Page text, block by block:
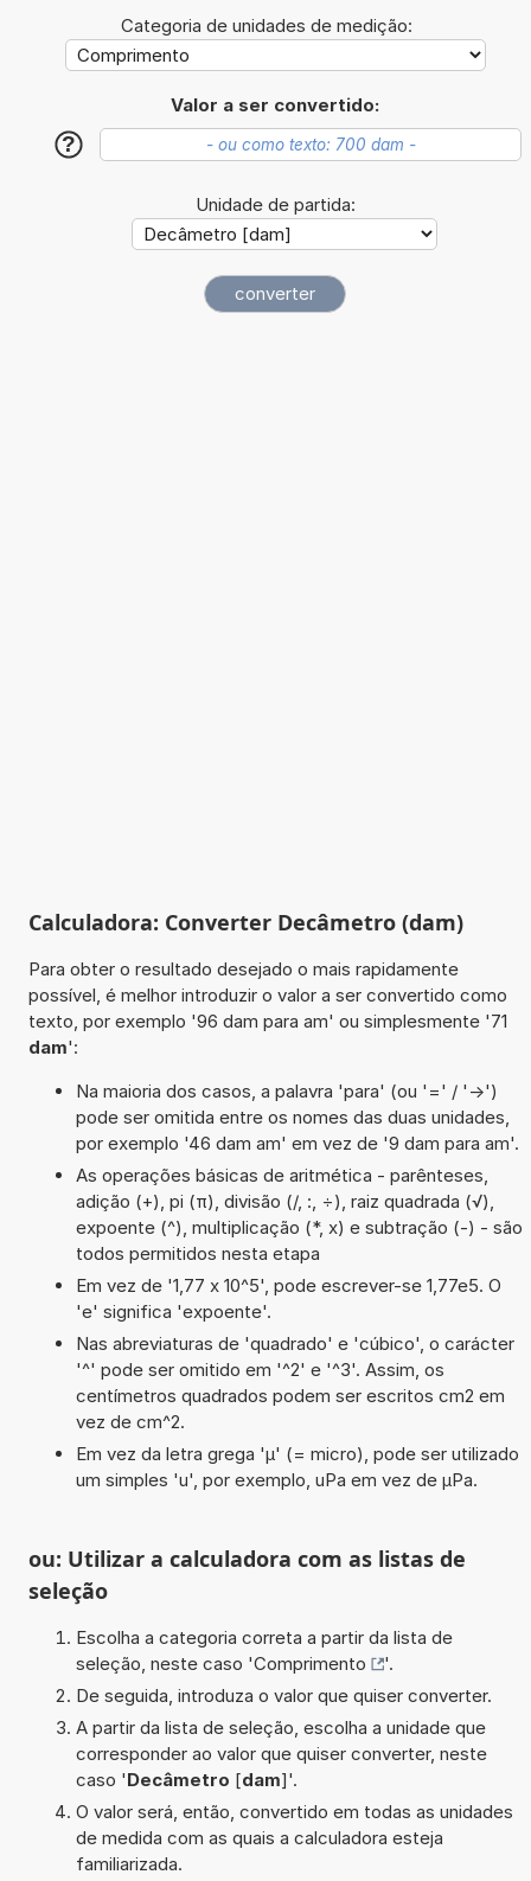
Categoria de unidades de medição:
Valor a ser convertido:
?
Unidade de partida:
Calculadora: Converter Decâmetro (dam)
Para obter o resultado desejado o mais rapidamente
possível, é melhor introduzir o valor a ser convertido como
texto, por exemplo '96 dam para am' ou simplesmente '71
dam':
Na maioria dos casos, a palavra 'para' (ou '=' / '->')
pode ser omitida entre os nomes das duas unidades,
por exemplo '46 dam am' em vez de '9 dam para am'.
As operações básicas de aritmética - parênteses,
adição (+), pi (π), divisão (/, :, ÷), raiz quadrada (√),
expoente (^), multiplicação (*, x) e subtração (-) - são
todos permitidos nesta etapa
Em vez de '1,77 x 10^5', pode escrever-se 1,77e5. O
'e' significa 'expoente'.
Nas abreviaturas de 'quadrado' e 'cúbico', o carácter
'^' pode ser omitido em '^2' e '^3'. Assim, os
centímetros quadrados podem ser escritos cm2 em
vez de cm^2.
Em vez da letra grega 'µ' (= micro), pode ser utilizado
um simples 'u', por exemplo, uPa em vez de µPa.
ou: Utilizar a calculadora com as listas de
seleção
Escolha a categoria correta a partir da lista de
seleção, neste caso 'Comprimento
'.
De seguida, introduza o valor que quiser converter.
A partir da lista de seleção, escolha a unidade que
corresponder ao valor que quiser converter, neste
caso 'Decâmetro [dam]'.
O valor será, então, convertido em todas as unidades
de medida com as quais a calculadora esteja
familiarizada.